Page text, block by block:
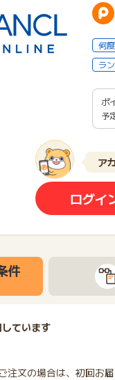
何
ラ
ポ
予
ア
ログイ
件
ています
注文の場合は、初回お